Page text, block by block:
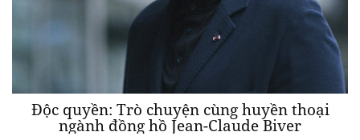
Độc quyền: Trò chuyện cùng huyền thoại
ngành đồng hồ Jean-Claude Biver